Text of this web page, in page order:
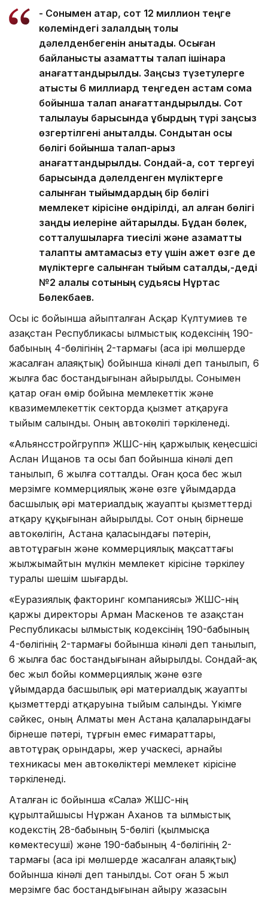
- Сонымен қатар, сот 12 миллион теңге
көлеміндегі залалдың толық
дәлелденбегенін анықтады. Осыған
байланысты азаматтық талап ішінара
қанағаттандырылды. Заңсыз түзетулерге
қатысты 6 миллиард теңгеден астам сома
бойынша талап қанағаттандырылды. Сот
талқылауы барысында құбырдың түрі заңсыз
өзгертілгені анықталды. Сондықтан осы
бөлігі бойынша талап-арыз
қанағаттандырылды. Сондай-ақ, сот тергеуі
барысында дәлелденген мүліктерге
салынған тыйымдардың бір бөлігі
мемлекет кірісіне өндірілді, ал қалған бөлігі
заңды иелеріне қайтарылды. Бұдан бөлек,
сотталушыларға тиесілі және азаматтық
талапты қамтамасыз ету үшін қажет өзге де
мүліктерге салынған тыйым сақталды,-деді
№2 қалалық сотының судьясы Нұртас
Бөлекбаев.
Осы іс бойынша айыпталған Асқар Күлтумиев те
Қазақстан Республикасы Қылмыстық кодексінің 190-
бабының 4-бөлігінің 2-тармағы (аса ірі мөлшерде
жасалған алаяқтық) бойынша кінәлі деп танылып, 6
жылға бас бостандығынан айырылды. Сонымен
қатар оған өмір бойына мемлекеттік және
квазимемлекеттік секторда қызмет атқаруға
тыйым салынды. Оның автокөлігі тәркіленеді.
«Альянсстройгрупп» ЖШС-нің қаржылық кеңесшісі
Аслан Ищанов та осы бап бойынша кінәлі деп
танылып, 6 жылға сотталды. Оған қоса бес жыл
мерзімге коммерциялық және өзге ұйымдарда
басшылық әрі материалдық жауапты қызметтерді
атқару құқығынан айырылды. Сот оның бірнеше
автокөлігін, Астана қаласындағы пәтерін,
автотұрағын және коммерциялық мақсаттағы
жылжымайтын мүлкін мемлекет кірісіне тәркілеу
туралы шешім шығарды.
«Еуразиялық факторинг компаниясы» ЖШС-нің
қаржы директоры Арман Маскенов те Қазақстан
Республикасы Қылмыстық кодексінің 190-бабының
4-бөлігінің 2-тармағы бойынша кінәлі деп танылып,
6 жылға бас бостандығынан айырылды. Сондай-ақ
бес жыл бойы коммерциялық және өзге
ұйымдарда басшылық әрі материалдық жауапты
қызметтерді атқаруына тыйым салынды. Үкімге
сәйкес, оның Алматы мен Астана қалаларындағы
бірнеше пәтері, тұрғын емес ғимараттары,
автотұрақ орындары, жер учаскесі, арнайы
техникасы мен автокөліктері мемлекет кірісіне
тәркіленеді.
Аталған іс бойынша «Сала» ЖШС-нің
құрылтайшысы Нұржан Аханов та Қылмыстық
кодекстің 28-бабының 5-бөлігі (қылмысқа
көмектесуші) және 190-бабының 4-бөлігінің 2-
тармағы (аса ірі мөлшерде жасалған алаяқтық)
бойынша кінәлі деп танылды. Сот оған 5 жыл
мерзімге бас бостандығынан айыру жазасын